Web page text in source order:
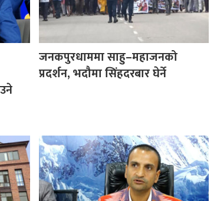
जनकपुरधाममा साहु–महाजनको
प्रदर्शन, भदौमा सिंहदरबार घेर्ने